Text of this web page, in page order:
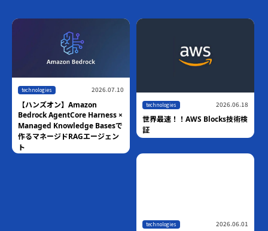
technologies 2026.07.10
【ハンズオン】Amazon
Bedrock AgentCore Harness ×
Managed Knowledge Basesで
作るマネージドRAGエージェン
ト
technologies 2026.06.18
世界最速！！AWS Blocks技術検
証
technologies 2026.06.01